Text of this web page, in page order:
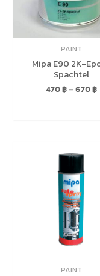
PAINT
Mipa E90 2K-
Spachtel
470฿–670฿
PAINT